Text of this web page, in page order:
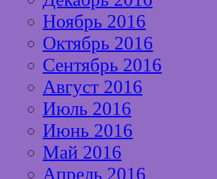
Ноябрь 2016
Октябрь 2016
Сентябрь 2016
Август 2016
Июль 2016
Июнь 2016
Май 2016
Апрель 2016